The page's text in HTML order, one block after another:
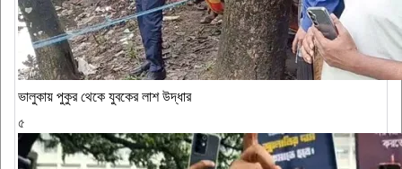
ভালুকায় পুকুর থেকে যুবকের লাশ উদ্ধার
৫